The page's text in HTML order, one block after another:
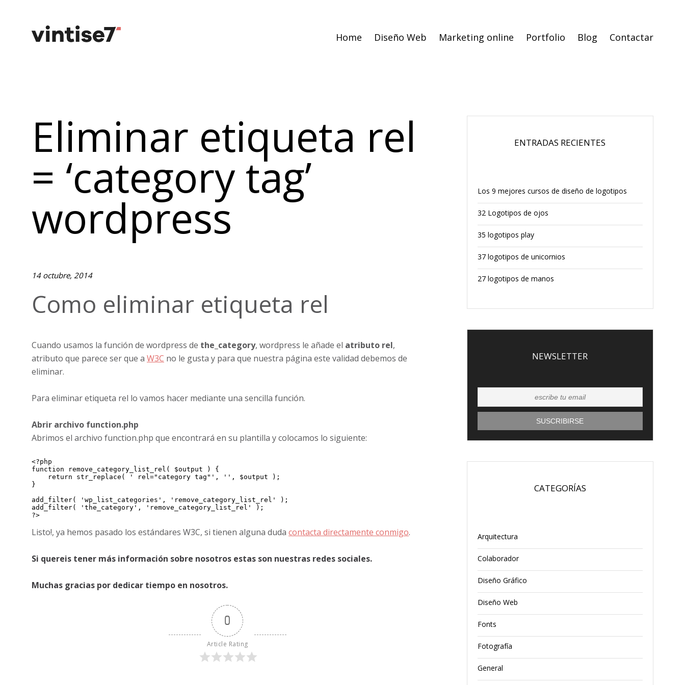
Home Diseño Web Marketing online Portfolio Blog Contactar
Eliminar etiqueta rel
= ‘category tag’
wordpress
14 octubre, 2014
Como eliminar etiqueta rel
Cuando usamos la función de wordpress de the_category, wordpress le añade el atributo rel,
atributo que parece ser que a W3C no le gusta y para que nuestra página este validad debemos de
eliminar.
Para eliminar etiqueta rel lo vamos hacer mediante una sencilla función.
Abrir archivo function.php
Abrimos el archivo function.php que encontrará en su plantilla y colocamos lo siguiente:
<?php
function remove_category_list_rel( $output ) {
}
add_filter( 'wp_list_categories', 'remove_category_list_rel' );
add_filter( 'the_category', 'remove_category_list_rel' );
?>
Listo!, ya hemos pasado los estándares W3C, si tienen alguna duda contacta directamente conmigo.
Si quereis tener más información sobre nosotros estas son nuestras redes sociales.
Muchas gracias por dedicar tiempo en nosotros.
0
Article Rating
ENTRADAS RECIENTES
Los 9 mejores cursos de diseño de logotipos
32 Logotipos de ojos
35 logotipos play
37 logotipos de unicornios
27 logotipos de manos
NEWSLETTER
CATEGORÍAS
Arquitectura
Colaborador
Diseño Gráfico
Diseño Web
Fonts
Fotografía
General